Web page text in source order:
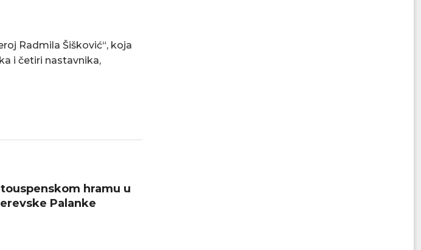
Radmila Šišković“, koja
i četiri nastavnika,
hramu u
Palanke